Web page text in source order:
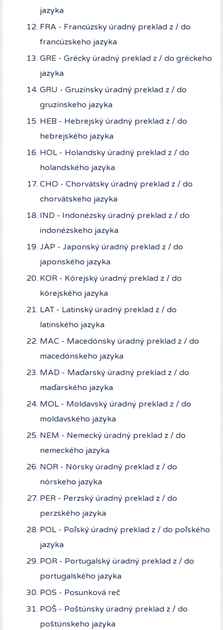
jazyka
FRA - Francúzsky úradný preklad z / do
francúzskeho jazyka
GRE - Grécky úradný preklad z / do gréckeho
jazyka
GRU - Gruzínsky úradný preklad z / do
gruzínskeho jazyka
HEB - Hebrejský úradný preklad z / do
hebrejského jazyka
HOL - Holandsky úradný preklad z / do
holandského jazyka
CHO - Chorvátsky úradný preklad z / do
chorvátskeho jazyka
IND - Indonézsky úradný preklad z / do
indonézskeho jazyka
JAP - Japonský úradný preklad z / do
japonského jazyka
KOR - Kórejský úradný preklad z / do
kórejského jazyka
LAT - Latinský úradný preklad z / do
latinského jazyka
MAC - Macedónsky úradný preklad z / do
macedónskeho jazyka
MAD - Maďarský úradný preklad z / do
maďarského jazyka
MOL - Moldavský úradný preklad z / do
moldavského jazyka
NEM - Nemecký úradný preklad z / do
nemeckého jazyka
NOR - Nórsky úradný preklad z / do
nórskeho jazyka
PER - Perzský úradný preklad z / do
perzského jazyka
POL - Poľský úradný preklad z / do poľského
jazyka
POR - Portugalský úradný preklad z / do
portugalského jazyka
POS - Posunková reč
POŠ - Poštúnsky úradný preklad z / do
poštúnskeho jazyka